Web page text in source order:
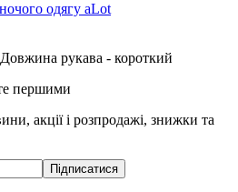
одягу aLot
рукава - короткий
першими
акції і розпродажі, знижки та
Підписатися